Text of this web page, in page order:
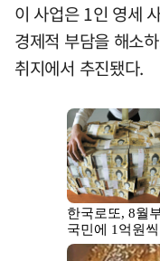
이 사업은 1인 영세
경제적 부담을 해소
취지에서 추진됐다.